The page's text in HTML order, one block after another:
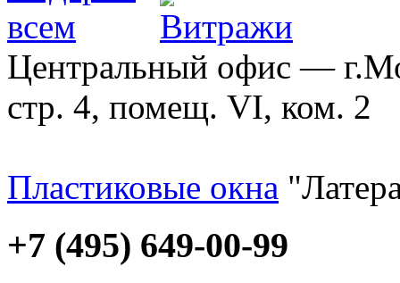
Центральный офис —
стр. 4, помещ. VI, ком. 2
Пластиковые окна
+7 (495) 649-00-99